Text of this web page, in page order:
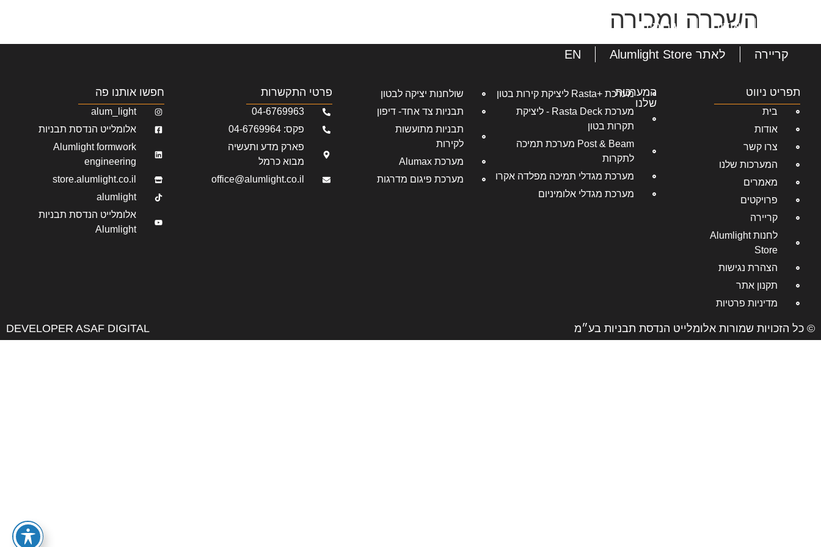
אודות שירותים המערכות שלנו
קריירה לאתר Alumlight Store EN
השכרה ומכירה
תפריט ניווט
בית
אודות
צרו קשר
המערכות שלנו
מאמרים
פרויקטים
קריירה
לחנות Alumlight
Store
הצהרת נגישות
תקנון אתר
מדיניות פרטיות
המערכות
שלנו
מערכת +Rasta ליציקת קירות בטון
מערכת Rasta Deck - ליציקת
תקרות בטון
Post & Beam מערכת תמיכה
לתקרות
מערכת מגדלי תמיכה מפלדה אקרו
מערכת מגדלי אלומיניום
שולחנות יציקה לבטון
תבניות צד אחד- דיפון
תבניות מתועשות
לקירות
מערכת Alumax
מערכת פיגום מדרגות
פרטי התקשרות
04-6769963
פקס: 04-6769964
פארק מדע ותעשיה
מבוא כרמל
office@alumlight.co.il
חפשו אותנו פה
alum_light
אלומלייט הנדסת תבניות
Alumlight formwork
engineering
store.alumlight.co.il
alumlight
אלומלייט הנדסת תבניות
Alumlight
© כל הזכויות שמורות אלומלייט הנדסת תבניות בע״מ DEVELOPER ASAF DIGITAL